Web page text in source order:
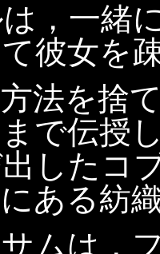
，一緒
彼女を
法を捨
で伝授
したコ
ある紡
ムは，